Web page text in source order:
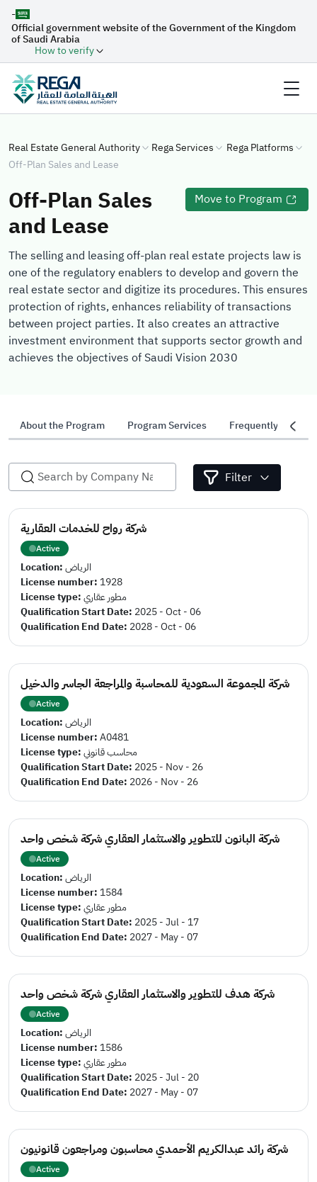
-
Official government website of the Government of the Kingdom
of Saudi Arabia
How to verify
Real Estate General Authority Rega Services
Rega Platforms
Off-Plan Sales and Lease
Off-Plan Sales
and Lease
Move to Program
The selling and leasing off-plan real estate projects law is
one of the regulatory enablers to develop and govern the
real estate sector and digitize its procedures. This ensures
protection of rights, enhances reliability of transactions
between project parties. It also creates an attractive
investment environment that supports sector growth and
achieves the objectives of Saudi Vision 2030
About the Program Program Services Frequently Asked
Filter
شركة رواح للخدمات العقارية
Active
Location:الرياض
License number: 1928
License type:مطور عقاري
Qualification Start Date: 2025 - Oct - 06
Qualification End Date: 2028 - Oct - 06
شركة المجموعة السعودية للمحاسبة والمراجعة الجاسر والدخيل
Active
Location:الرياض
License number:A0481
License type:محاسب قانوني
Qualification Start Date: 2025 - Nov - 26
Qualification End Date: 2026 - Nov - 26
شركة البانون للتطوير والاستثمار العقاري شركة شخص واحد
Active
Location:الرياض
License number: 1584
License type:مطور عقاري
Qualification Start Date: 2025 - Jul - 17
Qualification End Date: 2027 - May - 07
شركة هدف للتطوير والاستثمار العقاري شركة شخص واحد
Active
Location:الرياض
License number: 1586
License type:مطور عقاري
Qualification Start Date: 2025 - Jul - 20
Qualification End Date: 2027 - May - 07
شركة رائد عبدالكريم الأحمدي محاسبون ومراجعون قانونيون
Active